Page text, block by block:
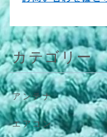
カテゴリー
アンテナ
エアコン